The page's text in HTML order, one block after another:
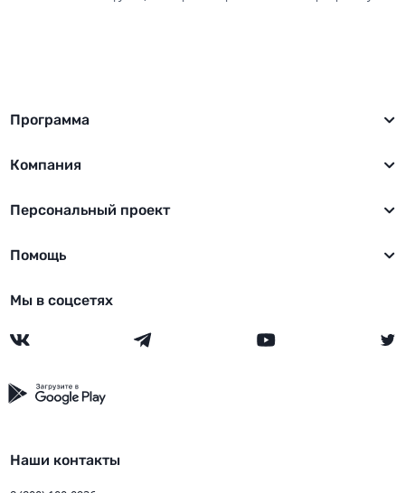
Программа
Компания
Персональный проект
Помощь
Мы в соцсетях
Наши контакты